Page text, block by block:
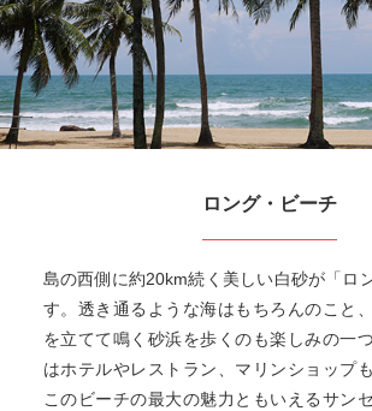
ロング・ビーチ
島の西側に約20km続く美しい白砂が「ロ
す。透き通るような海はもちろんのこと
を立てて鳴く砂浜を歩くのも楽しみの一
はホテルやレストラン、マリンショップ
このビーチの最大の魅力ともいえるサン